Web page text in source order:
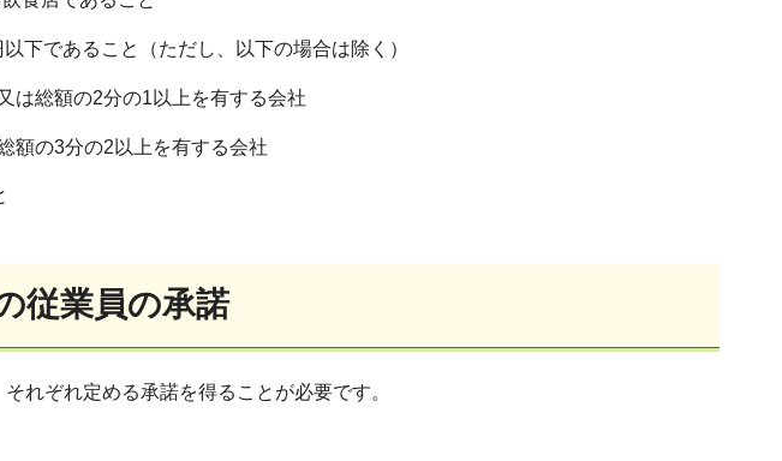
下であること（ただし、以下の場合は除く）
総額の2分の1以上を有する会社
の3分の2以上を有する会社
従業員の承諾
れぞれ定める承諾を得ることが必要です。